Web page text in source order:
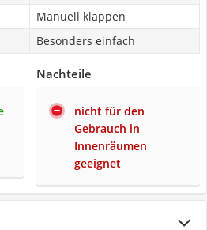
Manuell klappen
Besonders einfach
Nachteile
nicht für den
Gebrauch in
Innenräumen
geeignet